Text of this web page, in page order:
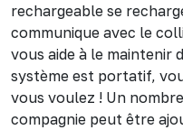
rechargeable se
communique avec le
vous aide à le maintenir
système est portatif,
vous voulez ! Un
compagnie peut être